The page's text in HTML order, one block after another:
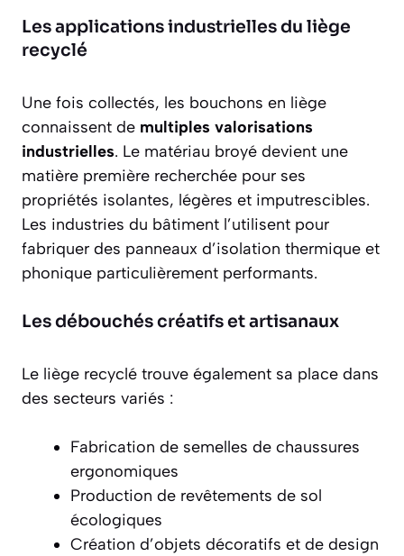
Les applications industrielles du liège
recyclé
Une fois collectés, les bouchons en liège
connaissent de multiples valorisations
industrielles. Le matériau broyé devient une
matière première recherchée pour ses
propriétés isolantes, légères et imputrescibles.
Les industries du bâtiment l’utilisent pour
fabriquer des panneaux d’isolation thermique et
phonique particulièrement performants.
Les débouchés créatifs et artisanaux
Le liège recyclé trouve également sa place dans
des secteurs variés :
Fabrication de semelles de chaussures
ergonomiques
Production de revêtements de sol
écologiques
Création d’objets décoratifs et de design